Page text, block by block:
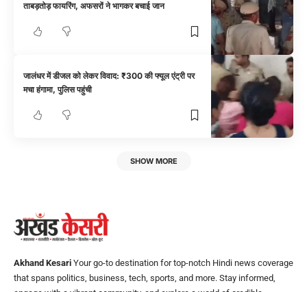
ताबड़तोड़ फायरिंग, अफसरों ने भागकर बचाई जान
जालंधर में डीजल को लेकर विवाद: ₹300 की फ्यूल एंट्री पर
मचा हंगामा, पुलिस पहुंची
SHOW MORE
Akhand Kesari Your go-to destination for top-notch Hindi news coverage
that spans politics, business, tech, sports, and more. Stay informed,